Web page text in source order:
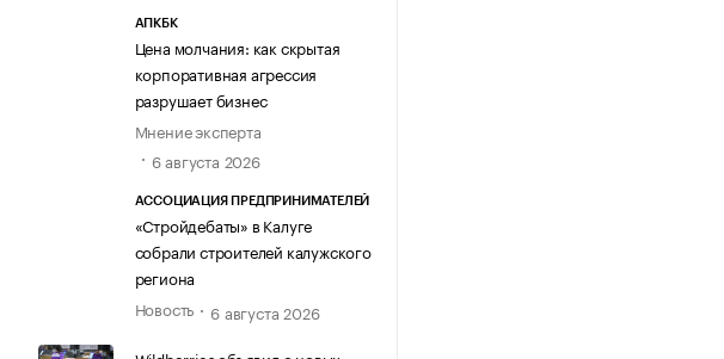
АПКБК
Цена молчания: как скрытая
корпоративная агрессия
разрушает бизнес
Мнение эксперта
6 августа 2026
АССОЦИАЦИЯ ПРЕДПРИНИМАТЕЛЕЙ
«Стройдебаты» в Калуге
собрали строителей калужского
региона
Новость
6 августа 2026